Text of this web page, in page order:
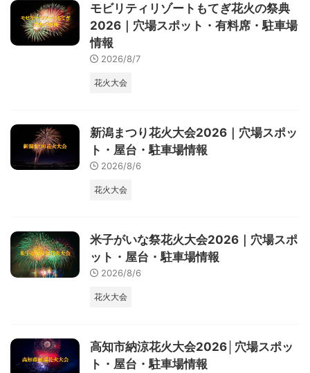
モビリティリゾートもてぎ花火の祭典
2026｜穴場スポット・有料席・駐車場
情報
2026/8/7
花火大会
新潟まつり花火大会2026｜穴場スポッ
ト・屋台・駐車場情報
2026/8/6
花火大会
米子がいな祭花火大会2026｜穴場スポ
ット・屋台・駐車場情報
2026/8/6
花火大会
高知市納涼花火大会2026│穴場スポッ
ト・屋台・駐車場情報